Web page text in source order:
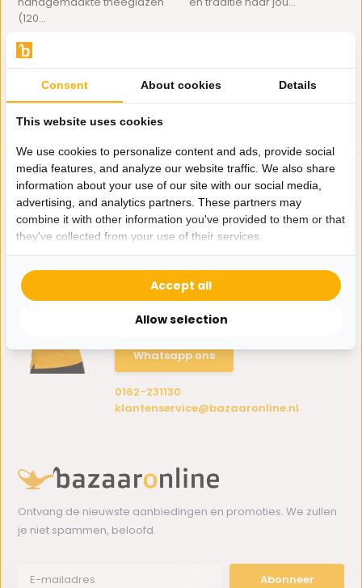
(120...
19,95
Hulp nodig?
Wij zitten voor je klaar.
Whatsapp ons
0162-231130
klantenservice@bazaaronline.nl
Ontvang de nieuwste aanbiedingen en promoties. We zullen
je niet spammen, beloofd.
Abonneer
Consent About cookies Details
This website uses cookies
We use cookies to personalize content and ads, provide social
media features, and analyze our website traffic. We also share
information about your use of our site with our social media,
advertising, and analytics partners. These partners may
combine it with other information you've provided to them or that
they've collected from your use of their services.
Allow selection
Accept all